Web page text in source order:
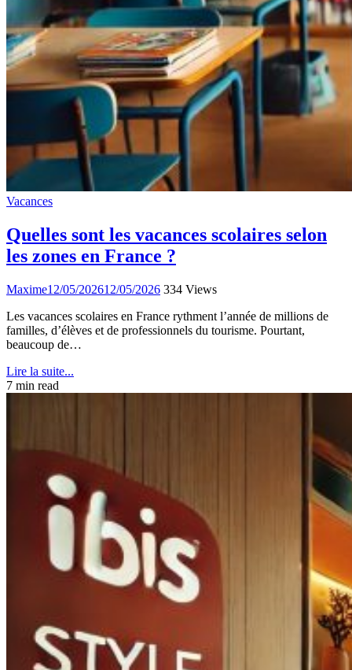
Vacances
Quelles sont les vacances scolaires selon
les zones en France ?
Maxime12/05/202612/05/2026 334 Views
Les vacances scolaires en France rythment l’année de millions de
familles, d’élèves et de professionnels du tourisme. Pourtant,
beaucoup de…
Lire la suite...
7 min read